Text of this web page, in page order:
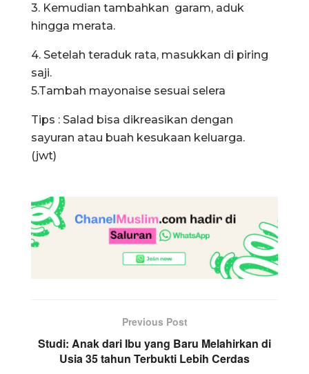
3. Kemudian tambahkan garam, aduk
hingga merata.
4. Setelah teraduk rata, masukkan di piring
saji.
5.Tambah mayonaise sesuai selera
Tips : Salad bisa dikreasikan dengan
sayuran atau buah kesukaan keluarga.
(jwt)
Previous Post
Studi: Anak dari Ibu yang Baru Melahirkan di
Usia 35 tahun Terbukti Lebih Cerdas